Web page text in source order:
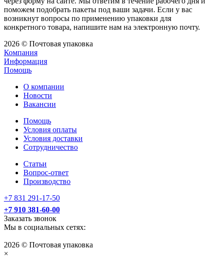
поможем подобрать пакеты под ваши задачи. Если у вас
возникнут вопросы по применению упаковки для
конкретного товара, напишите нам на электронную почту.
2026 © Почтовая упаковка
Компания
Информация
Помощь
О компании
Новости
Вакансии
Помощь
Условия оплаты
Условия доставки
Сотрудничество
Статьи
Вопрос-ответ
Производство
+7 831 291-17-50
+7 910 381-60-00
Заказать звонок
Мы в социальных сетях:
2026 © Почтовая упаковка
×